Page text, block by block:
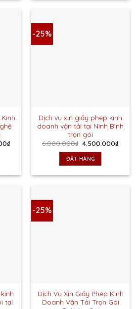
₫Giá
-25%
Dịch vụ xin giấy phép kinh
doanh vận tải tại Ninh Bình
trọn gói
6.000.000₫ Giá
là:
6.000.000₫.
4.500.000₫Giá
ĐẶT HÀNG
tại
-25%
Dịch Vụ Xin Giấy Phép Kinh
Doanh Vận Tải Trọn Gói